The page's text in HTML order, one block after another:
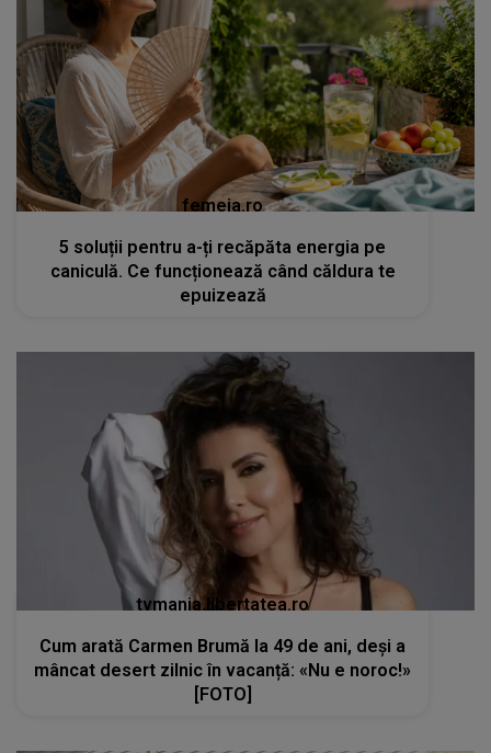
femeia.ro
5 soluții pentru a-ți recăpăta energia pe
caniculă. Ce funcționează când căldura te
epuizează
tvmania.libertatea.ro
Cum arată Carmen Brumă la 49 de ani, deși a
mâncat desert zilnic în vacanță: «Nu e noroc!»
[FOTO]